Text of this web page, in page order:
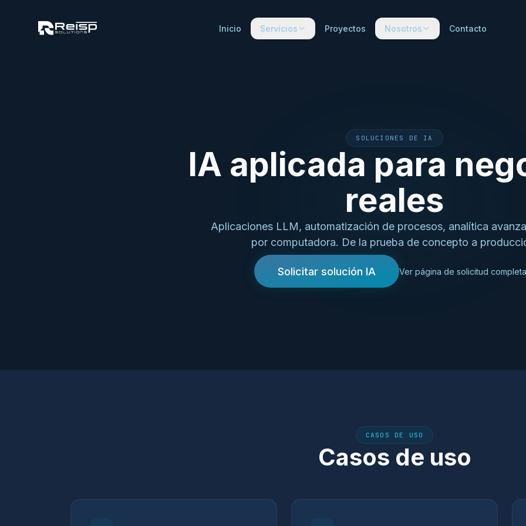
Inicio Servicios Proyectos Nosotros Contacto
SOLUCIONES DE IA
IA aplicada para
reales
Aplicaciones LLM, automatización de procesos, analítica
por computadora. De la prueba de concepto a
Solicitar solución IA Ver página de solicitud completa
CASOS DE USO
Casos de uso